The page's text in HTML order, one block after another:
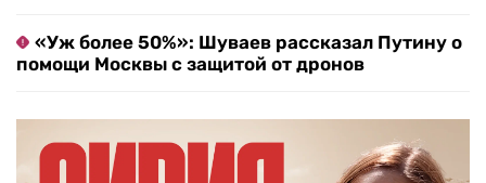
«Уж более 50%»: Шуваев рассказал Путину о
помощи Москвы с защитой от дронов